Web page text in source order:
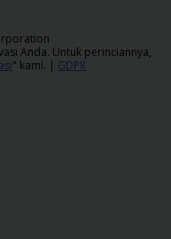
Anda. Untuk perinciannya,
" kami. | GDPR